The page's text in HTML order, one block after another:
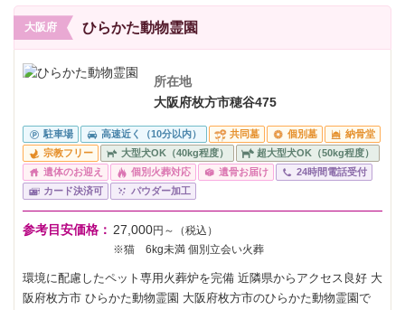
大阪府 ひらかた動物霊園
所在地
大阪府枚方市穂谷475
駐車場 高速近く（10分以内） 共同墓 個別墓
納骨堂
宗教フリー
大型犬OK（40kg程度）
超大型犬OK（50kg程度）
遺体のお迎え
個別火葬対応 遺骨お届け
24時間電話受付
カード決済可
パウダー加工
参考目安価格： 27,000円～（税込）
※猫 6kg未満 個別立会い火葬
環境に配慮したペット専用火葬炉を完備 近隣県からアクセス良好 大
阪府枚方市 ひらかた動物霊園 大阪府枚方市のひらかた動物霊園で